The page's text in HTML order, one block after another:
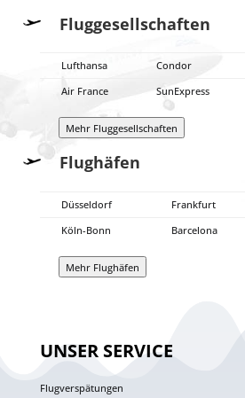
Fluggesellschaften
Lufthansa Condor
Air France
SunExpress
Mehr Fluggesellschaften
Flughäfen
Düsseldorf Frankfurt
Köln-Bonn
Barcelona
Mehr Flughäfen
UNSER SERVICE
Flugverspätungen